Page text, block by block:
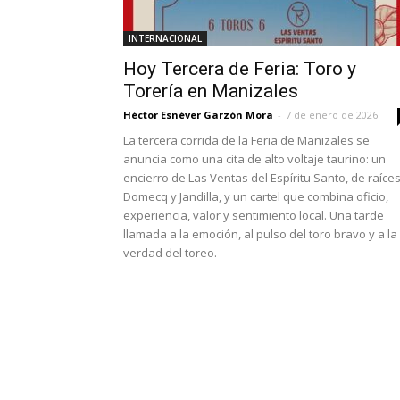
INTERNACIONAL
Hoy Tercera de Feria: Toro y
Torería en Manizales
Héctor Esnéver Garzón Mora - 7 de enero de 2026
La tercera corrida de la Feria de Manizales se
anuncia como una cita de alto voltaje taurino: un
encierro de Las Ventas del Espíritu Santo, de raíces
Domecq y Jandilla, y un cartel que combina oficio,
experiencia, valor y sentimiento local. Una tarde
llamada a la emoción, al pulso del toro bravo y a la
verdad del toreo.